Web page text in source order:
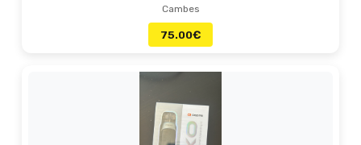
Cambes
75.00€